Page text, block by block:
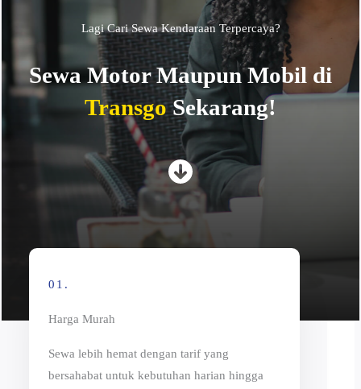
Lagi Cari Sewa Kendaraan Terpercaya?
Sewa Motor Maupun Mobil di
TransgoSekarang!
01.
Harga Murah
Sewa lebih hemat dengan tarif yang
bersahabat untuk kebutuhan harian hingga